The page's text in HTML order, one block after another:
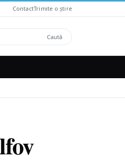
ContactTrimite o știre
Caută